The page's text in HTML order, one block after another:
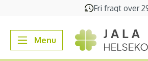
Gå til hovednavigation
Fri fragt over
Menu